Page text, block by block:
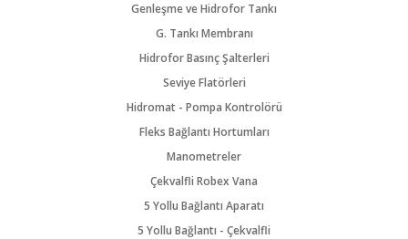
Genleşme ve Hidrofor Tankı
G. Tankı Membranı
Hidrofor Basınç Şalterleri
Seviye Flatörleri
Hidromat - Pompa Kontrolörü
Fleks Bağlantı Hortumları
Manometreler
Çekvalfli Robex Vana
5 Yollu Bağlantı Aparatı
5 Yollu Bağlantı - Çekvalfli